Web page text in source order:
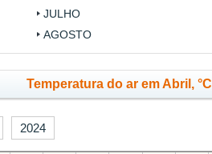
JULHO
AGOSTO
Temperatura do ar em Abril, °C
2024